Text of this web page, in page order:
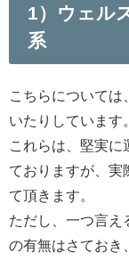
1）ウェル
系
こちらについて
いたりしています。
これらは、堅実
ておりますが、実
て頂きます。
ただし、一つ言え
の有無はさておき